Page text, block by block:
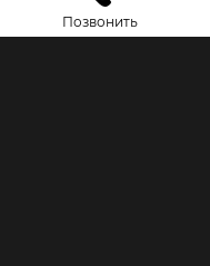
Позвонить